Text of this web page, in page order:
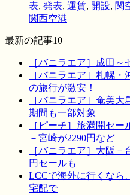
表, 発表, 運賃, 開設, 関
関西空港
最新の記事10
［バニラエア］成田
［バニラエア］札幌
の旅行が激安！
［バニラエア］奄美
期間も一部対象
［ピーチ］旅満開セー
－宮崎が2290円など
［バニラエア］大阪
円セールも
LCCで海外に行くなら
宅配で